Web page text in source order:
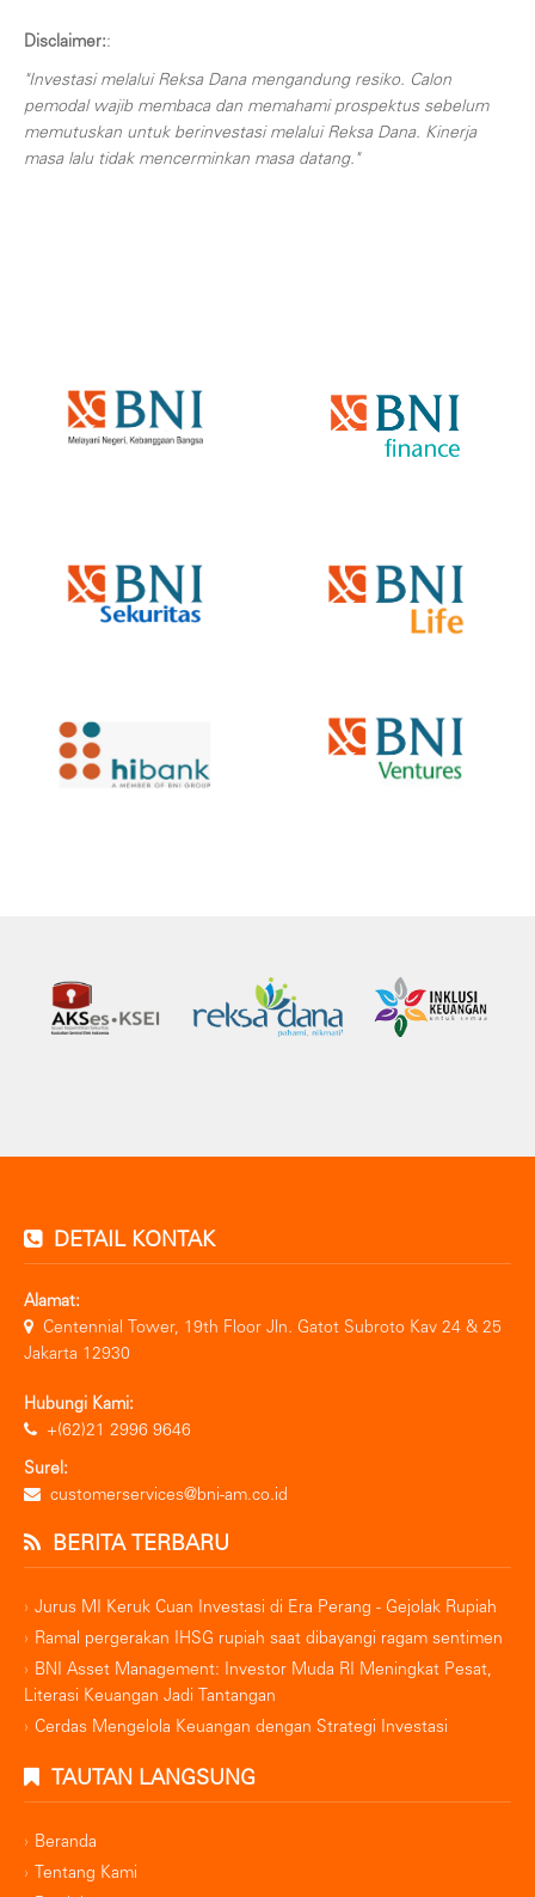
Disclaimer::
"Investasi melalui Reksa Dana mengandung resiko. Calon
pemodal wajib membaca dan memahami prospektus sebelum
memutuskan untuk berinvestasi melalui Reksa Dana. Kinerja
masa lalu tidak mencerminkan masa datang."
DETAIL KONTAK
Alamat:
Centennial Tower, 19th Floor Jln. Gatot Subroto Kav 24 & 25
Jakarta 12930
Hubungi Kami:
+(62)21 2996 9646
Surel:
customerservices@bni-am.co.id
BERITA TERBARU
Jurus MI Keruk Cuan Investasi di Era Perang - Gejolak Rupiah
Ramal pergerakan IHSG rupiah saat dibayangi ragam sentimen
BNI Asset Management: Investor Muda RI Meningkat Pesat,
Literasi Keuangan Jadi Tantangan
Cerdas Mengelola Keuangan dengan Strategi Investasi
TAUTAN LANGSUNG
Beranda
Tentang Kami